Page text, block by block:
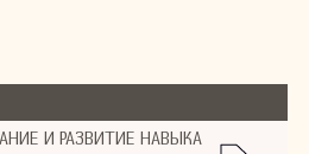
И РАЗВИТИЕ НАВЫКА